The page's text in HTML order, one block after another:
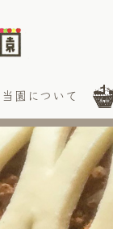
当園について